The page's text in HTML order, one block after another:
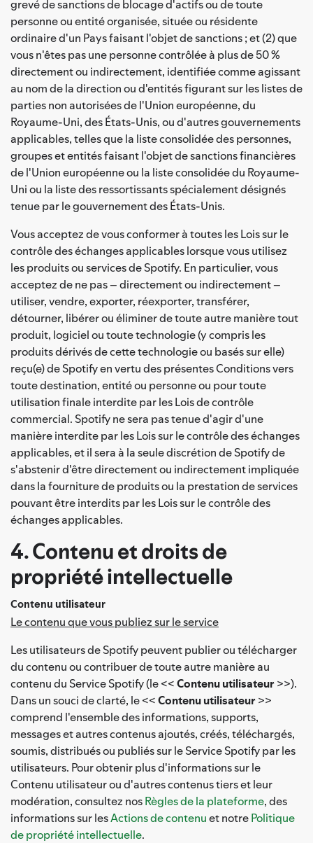
grevé de sanctions de blocage d'actifs ou de toute
personne ou entité organisée, située ou résidente
ordinaire d'un Pays faisant l'objet de sanctions ; et (2) que
vous n'êtes pas une personne contrôlée à plus de 50 %
directement ou indirectement, identifiée comme agissant
au nom de la direction ou d'entités figurant sur les listes de
parties non autorisées de l'Union européenne, du
Royaume-Uni, des États-Unis, ou d'autres gouvernements
applicables, telles que la liste consolidée des personnes,
groupes et entités faisant l'objet de sanctions financières
de l'Union européenne ou la liste consolidée du Royaume-
Uni ou la liste des ressortissants spécialement désignés
tenue par le gouvernement des États-Unis.
Vous acceptez de vous conformer à toutes les Lois sur le
contrôle des échanges applicables lorsque vous utilisez
les produits ou services de Spotify. En particulier, vous
acceptez de ne pas – directement ou indirectement –
utiliser, vendre, exporter, réexporter, transférer,
détourner, libérer ou éliminer de toute autre manière tout
produit, logiciel ou toute technologie (y compris les
produits dérivés de cette technologie ou basés sur elle)
reçu(e) de Spotify en vertu des présentes Conditions vers
toute destination, entité ou personne ou pour toute
utilisation finale interdite par les Lois de contrôle
commercial. Spotify ne sera pas tenue d'agir d'une
manière interdite par les Lois sur le contrôle des échanges
applicables, et il sera à la seule discrétion de Spotify de
s'abstenir d'être directement ou indirectement impliquée
dans la fourniture de produits ou la prestation de services
pouvant être interdits par les Lois sur le contrôle des
échanges applicables.
4. Contenu et droits de
propriété intellectuelle
Contenu utilisateur
Le contenu que vous publiez sur le service
Les utilisateurs de Spotify peuvent publier ou télécharger
du contenu ou contribuer de toute autre manière au
contenu du Service Spotify (le <<Contenu utilisateur>>).
Dans un souci de clarté, le <<Contenu utilisateur>>
comprend l'ensemble des informations, supports,
messages et autres contenus ajoutés, créés, téléchargés,
soumis, distribués ou publiés sur le Service Spotify par les
utilisateurs. Pour obtenir plus d'informations sur le
Contenu utilisateur ou d'autres contenus tiers et leur
modération, consultez nosRègles de la plateforme, des
informations sur lesActions de contenuet notrePolitique
de propriété intellectuelle.